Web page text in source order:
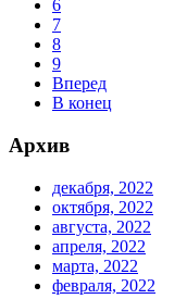
6
7
8
9
Вперед
В конец
Архив
декабря, 2022
октября, 2022
августа, 2022
апреля, 2022
марта, 2022
февраля, 2022